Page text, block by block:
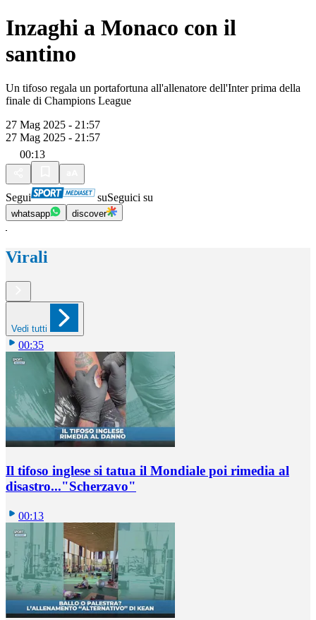
Inzaghi a Monaco con il
santino
Un tifoso regala un portafortuna all'allenatore dell'Inter prima della
finale di Champions League
27 Mag 2025 - 21:57
27 Mag 2025 - 21:57
00:13
Segui suSeguici su
whatsapp discover
Virali
Vedi tutti
00:35
Il tifoso inglese si tatua il Mondiale poi rimedia al
disastro..."Scherzavo"
00:13